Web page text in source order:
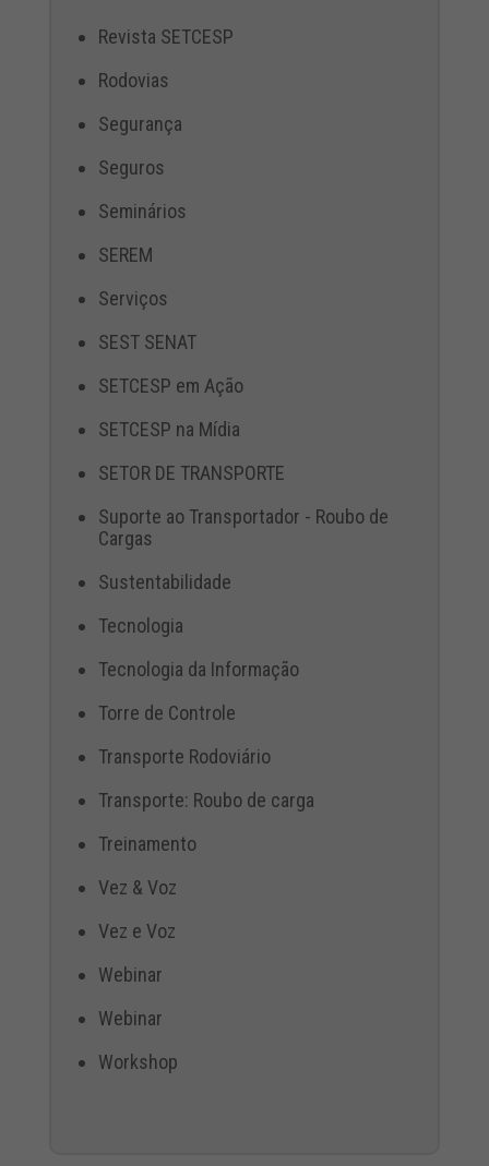
Revista SETCESP
Rodovias
Segurança
Seguros
Seminários
SEREM
Serviços
SEST SENAT
SETCESP em Ação
SETCESP na Mídia
SETOR DE TRANSPORTE
Suporte ao Transportador - Roubo de
Cargas
Sustentabilidade
Tecnologia
Tecnologia da Informação
Torre de Controle
Transporte Rodoviário
Transporte: Roubo de carga
Treinamento
Vez & Voz
Vez e Voz
Webinar
Webinar
Workshop